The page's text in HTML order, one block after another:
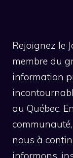
Rejoignez le
membre du
information
au Québec.
nous à